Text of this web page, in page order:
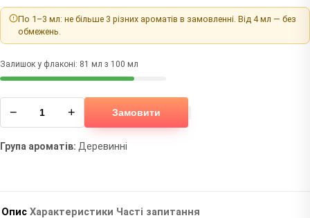
По 1–3 мл: не більше 3 різних ароматів в замовленні. Від 4 мл — без
обмежень.
Залишок у флаконі: 81 мл з 100 мл
− + Замовити
Група ароматів: Деревинні
Опис Характеристики Часті запитання